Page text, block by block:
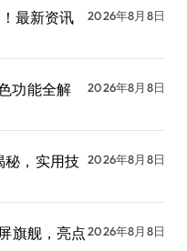
最新资讯
2026年8月8日
功能全解
2026年8月8日
秘，实用技 2026年8月8日
旗舰，亮点2026年8月8日